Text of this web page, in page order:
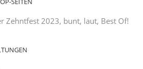
Zehntfest 2023, bunt, laut, Best Of!